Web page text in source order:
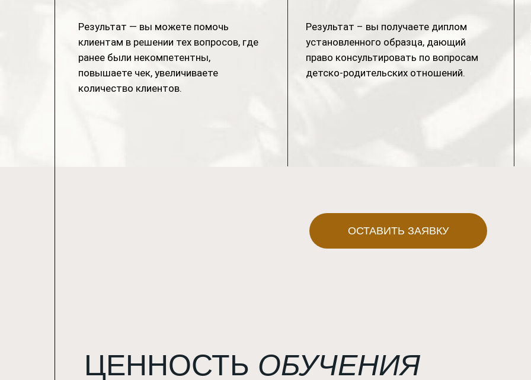
Результат — вы можете помочь
клиентам в решении тех вопросов, где
ранее были некомпетентны,
повышаете чек, увеличиваете
количество клиентов.
Результат – вы получаете диплом
установленного образца, дающий
право консультировать по вопросам
детско-родительских отношений.
ОСТАВИТЬ ЗАЯВКУ
ЦЕННОСТЬ ОБУЧЕНИЯ